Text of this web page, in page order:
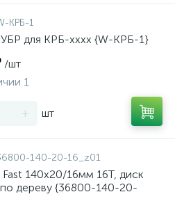
КРБ-1
для КРБ-хххх {W-КРБ-1}
/шт
1
+ шт
140-20-16_z01
Fast 140x20/16мм 16Т, диск
дереву {36800-140-20-